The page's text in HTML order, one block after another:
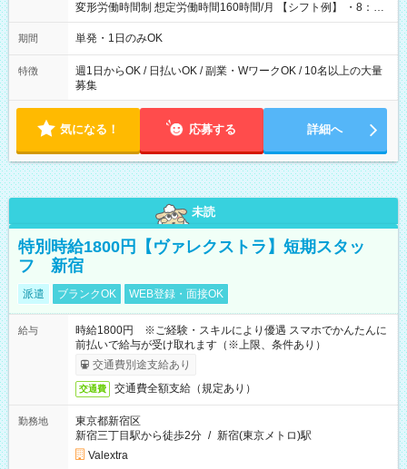
変形労働時間制 想定労働時間160時間/月 【シフト例】 ・8：00
～21：00
期間 単発・1日のみOK
特徴
週1日からOK / 日払いOK / 副業・WワークOK / 10名以上の大量
募集
気になる！ 応募する 詳細へ
未読
特別時給1800円【ヴァレクストラ】短期スタッ
フ 新宿
派遣 ブランクOK WEB登録・面接OK
給与
時給1800円 ※ご経験・スキルにより優遇 スマホでかんたんに
前払いで給与が受け取れます（※上限、条件あり）
交通費別途支給あり
交通費 交通費全額支給（規定あり）
勤務地
東京都新宿区
新宿三丁目駅から徒歩2分 / 新宿(東京メトロ)駅
Valextra